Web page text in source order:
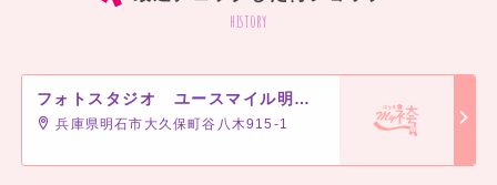
history
フォトスタジオ ユースマイル明石店
兵庫県明石市大久保町谷八木915-1